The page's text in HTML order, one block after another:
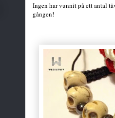
Ingen har vunnit på ett antal
gången!